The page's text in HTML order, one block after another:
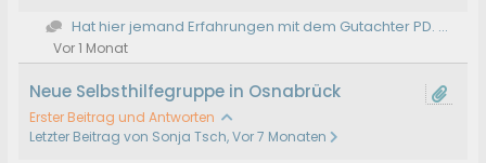
Hat hier jemand Erfahrungen mit dem Gutachter PD. ...
Vor 1 Monat
Neue Selbsthilfegruppe in Osnabrück
Erster Beitrag und Antworten
Letzter Beitrag von Sonja Tsch, Vor 7 Monaten